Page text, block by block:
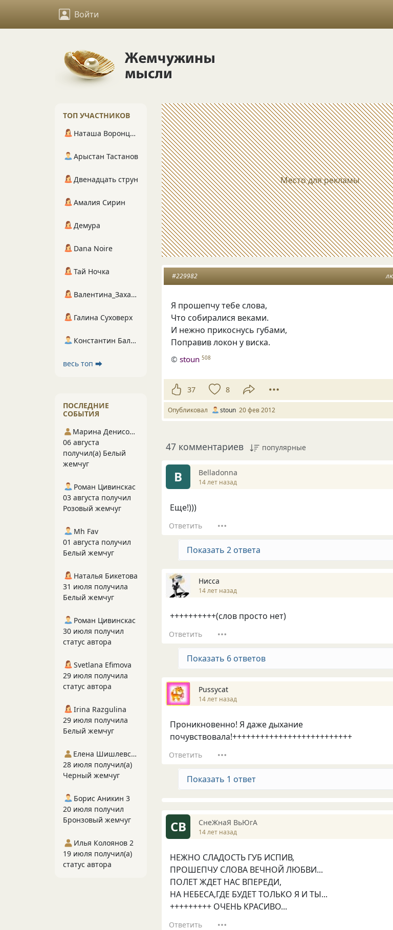
Войти
Место для рекламы
#229982
Я прошепчу тебе слова,
Что собиралися веками.
И нежно прикоснусь губами,
Поправив локон у виска.
©stoun 508
37 8
Опубликовал stoun 20 фев 2012
47 комментариев популярные
B Belladonna
14 лет назад
Еще!)))
Ответить
Показать 2 ответа
Нисса
14 лет назад
++++++++++(слов просто нет)
Ответить
Показать 6 ответов
Рussycat
14 лет назад
Проникновенно! Я даже дыхание
почувствовала!++++++++++++++++++++++++++
Ответить
Показать 1 ответ
СВ СнеЖнаЯ ВьЮгА
14 лет назад
НЕЖНО СЛАДОСТЬ ГУБ ИСПИВ,
ПРОШЕПЧУ СЛОВА ВЕЧНОЙ ЛЮБВИ...
ПОЛЕТ ЖДЕТ НАС ВПЕРЕДИ,
НА НЕБЕСА,ГДЕ БУДЕТ ТОЛЬКО Я И ТЫ...
+++++++++ ОЧЕНЬ КРАСИВО...
Ответить
ТОП УЧАСТНИКОВ
Наташа Воронцова
Арыстан Тастанов
Двенадцать струн
Амалия Сирин
Демура
Dana Noire
Тай Ночка
Валентина_Захарова
Галина Суховерх
Константин Балухта
весь топ ⮕
ПОСЛЕДНИЕ
СОБЫТИЯ
Марина Денисова 5
06 августа
получил(а) Белый
жемчуг
Роман Цивинскас
03 августа получил
Розовый жемчуг
Mh Fav
01 августа получил
Белый жемчуг
Наталья Бикетова
31 июля получила
Белый жемчуг
Роман Цивинскас
30 июля получил
статус автора
Svetlana Efimova
29 июля получила
статус автора
Irina Razgulina
29 июля получила
Белый жемчуг
Елена Шишлевская
28 июля получил(а)
Черный жемчуг
Борис Аникин 3
20 июля получил
Бронзовый жемчуг
Илья Колоянов 2
19 июля получил(а)
статус автора